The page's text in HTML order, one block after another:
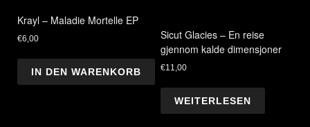
Krayl – Maladie Mortelle EP
€6,00
IN DEN WARENKORB
Sicut Glacies – En reise
gjennom kalde dimensjoner
€11,00
WEITERLESEN